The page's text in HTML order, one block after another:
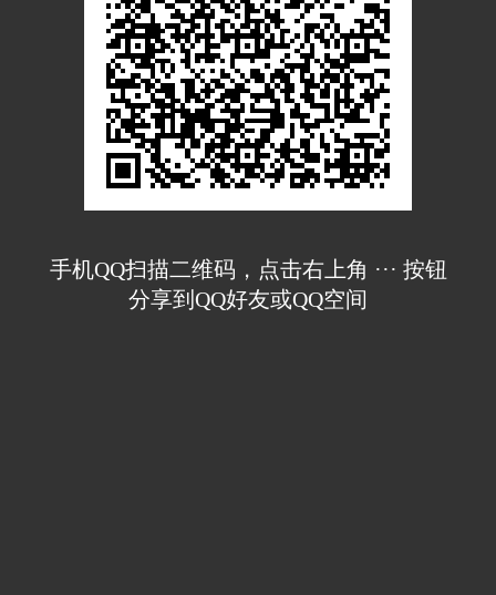
手机QQ扫描二维码，点击右上角 ··· 按钮
分享到QQ好友或QQ空间